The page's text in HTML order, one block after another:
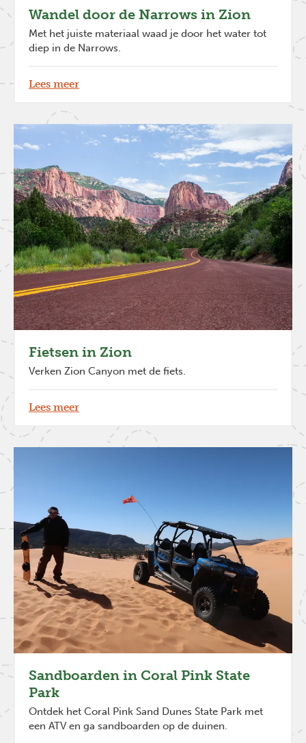
Wandel door de Narrows in Zion
Met het juiste materiaal waad je door het water tot
diep in de Narrows.
Lees meer
Fietsen in Zion
Verken Zion Canyon met de fiets.
Lees meer
Sandboarden in Coral Pink State
Park
Ontdek het Coral Pink Sand Dunes State Park met
een ATV en ga sandboarden op de duinen.